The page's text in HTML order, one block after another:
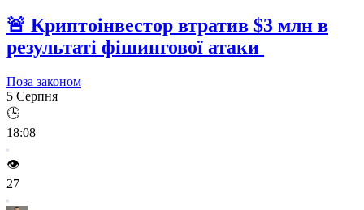
🚨 Криптоінвестор втратив $3 млн в
результаті фішингової атаки
Поза законом
5 Серпня
🕒
18:08
👁️
27